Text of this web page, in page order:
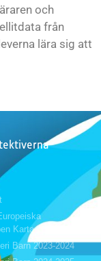
och
från
lära sig att
Karta
Barn 2023-2024